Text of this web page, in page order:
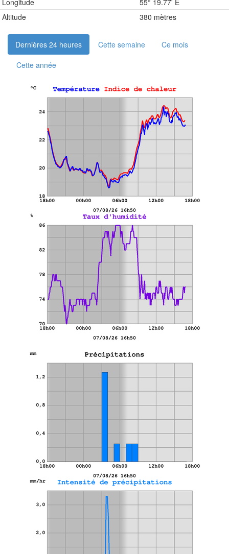
Longitude
55° 19.77' E
Altitude
380 mètres
Dernières 24 heures Cette semaine
Ce mois
Cette année